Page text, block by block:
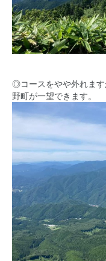
◎コースをやや外れます
野町が一望できます。